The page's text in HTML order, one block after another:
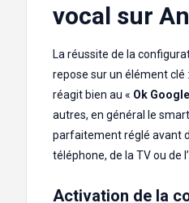
vocal sur
La réussite de la
repose sur un élément clé :
réagit bien au « Ok Google
autres, en général le
parfaitement réglé avant
téléphone, de la TV ou de
Activation de la